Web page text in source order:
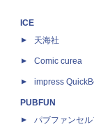
ICE
天海社
Comic curea
impress
PUBFUN
パブファンセル